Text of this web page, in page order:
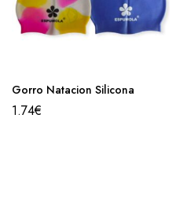
Gorro Natacion Silicona
1.74€